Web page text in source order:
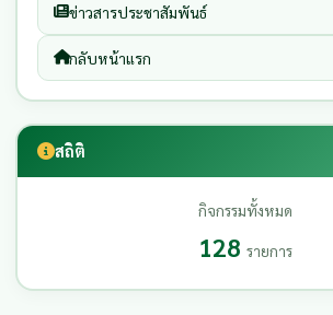
ข่าวสารประชาสัมพันธ์
กลับหน้าแรก
สถิติ
กิจกรรมทั้งหมด
128 รายการ